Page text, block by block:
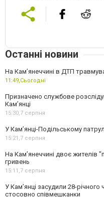
Останні новини
На Кам’янеччині в ДТП
11:49,Сьогодні
Призначено службове
Кам’янці
15:30,7 серпня
У Кам’янці-Подільському
15:21,7 серпня
На Камʼянеччині двоє жителів
гривень
15:11,7 серпня
У Камʼянці засудили 28-
стосовно співмешканки